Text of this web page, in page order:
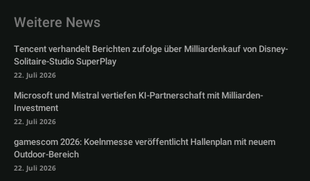
Weitere News
Tencent verhandelt Berichten zufolge über Milliardenkauf von Disney-
Solitaire-Studio SuperPlay
22. Juli 2026
Microsoft und Mistral vertiefen KI-Partnerschaft mit Milliarden-
Investment
22. Juli 2026
gamescom 2026: Koelnmesse veröffentlicht Hallenplan mit neuem
Outdoor-Bereich
22. Juli 2026